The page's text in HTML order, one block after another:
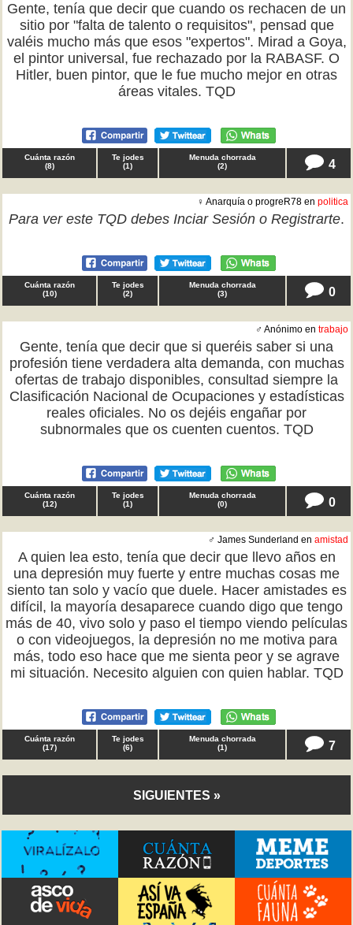
Gente, tenía que decir que cuando os rechacen de un
sitio por "falta de talento o requisitos", pensad que
valéis mucho más que esos "expertos". Mirad a Goya,
el pintor universal, fue rechazado por la RABASF. O
Hitler, buen pintor, que le fue mucho mejor en otras
áreas vitales. TQD
Cuánta razón
(8)
Te jodes
(1)
Menuda chorrada
(2) 4
♀ Anarquía o progreR78 en politica
Para ver este TQD debes Inciar Sesión o Registrarte.
Cuánta razón
(10)
Te jodes
(2)
Menuda chorrada
(3) 0
♂ Anónimo en trabajo
Gente, tenía que decir que si queréis saber si una
profesión tiene verdadera alta demanda, con muchas
ofertas de trabajo disponibles, consultad siempre la
Clasificación Nacional de Ocupaciones y estadísticas
reales oficiales. No os dejéis engañar por
subnormales que os cuenten cuentos. TQD
Cuánta razón
(12)
Te jodes
(1)
Menuda chorrada
(0) 0
♂ James Sunderland en amistad
A quien lea esto, tenía que decir que llevo años en
una depresión muy fuerte y entre muchas cosas me
siento tan solo y vacío que duele. Hacer amistades es
difícil, la mayoría desaparece cuando digo que tengo
más de 40, vivo solo y paso el tiempo viendo películas
o con videojuegos, la depresión no me motiva para
más, todo eso hace que me sienta peor y se agrave
mi situación. Necesito alguien con quien hablar. TQD
Cuánta razón
(17)
Te jodes
(6)
Menuda chorrada
(1) 7
SIGUIENTES »